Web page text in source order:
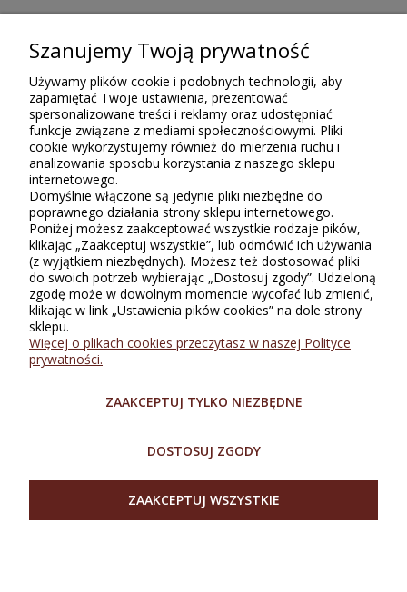
Opinie o produkcie (0)
Tylko zarejestrowani klienci Sklepu Bellugio, którzy kupili lub
używali ten produkt, mogą wystawiać recenzję. Ocena podana w
gwiazdkach (do 5) jest średnią wszystkich ocen. Po moderacji
publikujemy zarówno pozytywne, jak i negatywne opinie.
SZYBKI KONTAKT
Szanujemy Twoją prywatność
Używamy plików cookie i podobnych technologii, aby
zapamiętać Twoje ustawienia, prezentować
spersonalizowane treści i reklamy oraz udostępniać
funkcje związane z mediami społecznościowymi. Pliki
cookie wykorzystujemy również do mierzenia ruchu i
analizowania sposobu korzystania z naszego sklepu
internetowego.
Domyślnie włączone są jedynie pliki niezbędne do
poprawnego działania strony sklepu internetowego.
Poniżej możesz zaakceptować wszystkie rodzaje pików,
klikając „Zaakceptuj wszystkie”, lub odmówić ich używania
(z wyjątkiem niezbędnych). Możesz też dostosować pliki
do swoich potrzeb wybierając „Dostosuj zgody”. Udzieloną
zgodę może w dowolnym momencie wycofać lub zmienić,
klikając w link „Ustawienia pików cookies” na dole strony
sklepu.
Więcej o plikach cookies przeczytasz w naszej Polityce
prywatności.
ZAAKCEPTUJ TYLKO NIEZBĘDNE
DOSTOSUJ ZGODY
ZAAKCEPTUJ WSZYSTKIE